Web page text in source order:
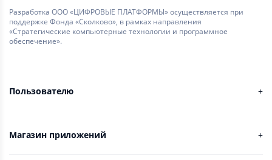
Разработка ООО «ЦИФРОВЫЕ ПЛАТФОРМЫ» осуществляется при
поддержке Фонда «Сколково», в рамках направления
«Стратегические компьютерные технологии и программное
обеспечение».
Пользователю
Магазин приложений